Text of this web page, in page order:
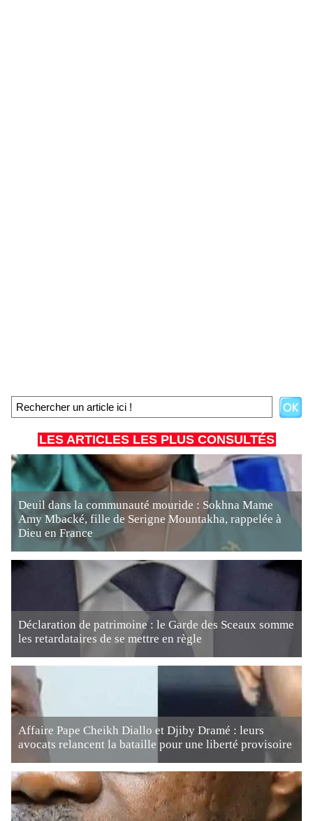
LES ARTICLES LES PLUS CONSULTÉS
Deuil dans la communauté mouride : Sokhna Mame
Amy Mbacké, fille de Serigne Mountakha, rappelée à
Dieu en France
Déclaration de patrimoine : le Garde des Sceaux somme
les retardataires de se mettre en règle
Affaire Pape Cheikh Diallo et Djiby Dramé : leurs
avocats relancent la bataille pour une liberté provisoire